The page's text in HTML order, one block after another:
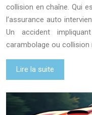
collision en chaîne. Qui
l’assurance auto
Un accident
carambolage ou collision
Lire la suite